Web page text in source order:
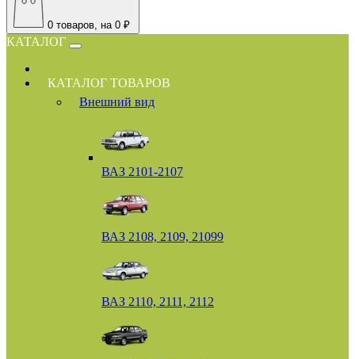
0 товаров, на 0 ₽
КАТАЛОГ
КАТАЛОГ ТОВАРОВ
Внешний вид
ВАЗ 2101-2107
ВАЗ 2108, 2109, 21099
ВАЗ 2110, 2111, 2112